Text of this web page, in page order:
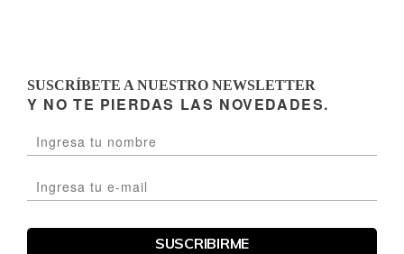
SUSCRÍBETE A NUESTRO NEWSLETTER
Y NO TE PIERDAS LAS NOVEDADES.